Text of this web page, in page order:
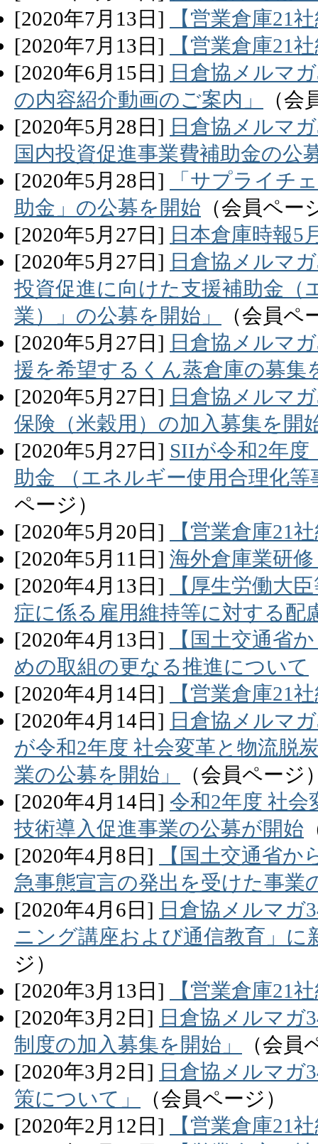
[2020年7月 13 日]
【営業倉庫21
[2020年7月 13 日]
【営業倉庫21
[2020年6月 15 日] 日倉協メルマ
の内容紹介動画のご案内」
（会
[2020年5月 28 日] 日倉協メルマ
国内投資促進事業費補助金の公
[2020年5月 28 日]
「サプライチ
助金」の公募を開始 （会員ペー
[2020年5月 27 日] 日本倉庫時報5
[2020年5月 27 日] 日倉協メルマ
投資促進に向けた支援補助金（
業）」の公募を開始」
（会員ペ
[2020年5月 27 日] 日倉協メルマ
援を希望するくん蒸倉庫の募集
[2020年5月 27 日] 日倉協メルマ
保険（米穀用）の加入募集を開
[2020年5月 27 日] SIIが令和2年
助金 （エネルギー使用合理化
ページ）
[2020年5月 20 日]
【営業倉庫21
[2020年5月 11 日] 海外倉庫業研
[2020年4月 13 日]
【厚生労働大
症に係る雇用維持等に対する配
[2020年4月 13 日]
【国土交通省
めの取組の更なる推進について
[2020年4月 14 日]
【営業倉庫21
[2020年4月 14 日] 日倉協メルマ
が令和2年度 社会変革と物流脱
業の公募を開始」
（会員ページ
[2020年4月 14 日] 令和2年度 社
技術導入促進事業の公募が開始
[2020年4月 8 日]
【国土交通省
急事態宣言の発出を受けた事業
[2020年4月 6 日] 日倉協メルマガ
ニング講座および通信教育」に
ジ）
[2020年3月 13 日]
【営業倉庫21
[2020年3月 2 日] 日倉協メルマガ
制度の加入募集を開始」
（会員
[2020年3月 2 日] 日倉協メルマガ
策について」
（会員ページ）
[2020年2 月 12 日]
【営業倉庫21